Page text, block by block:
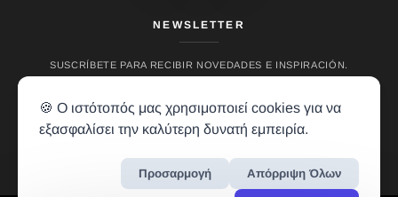
NEWSLETTER
SUSCRÍBETE PARA RECIBIR NOVEDADES E INSPIRACIÓN.
🍪 Ο ιστότοπός μας χρησιμοποιεί cookies για να
εξασφαλίσει την καλύτερη δυνατή εμπειρία.
Προσαρμογή Απόρριψη Όλων